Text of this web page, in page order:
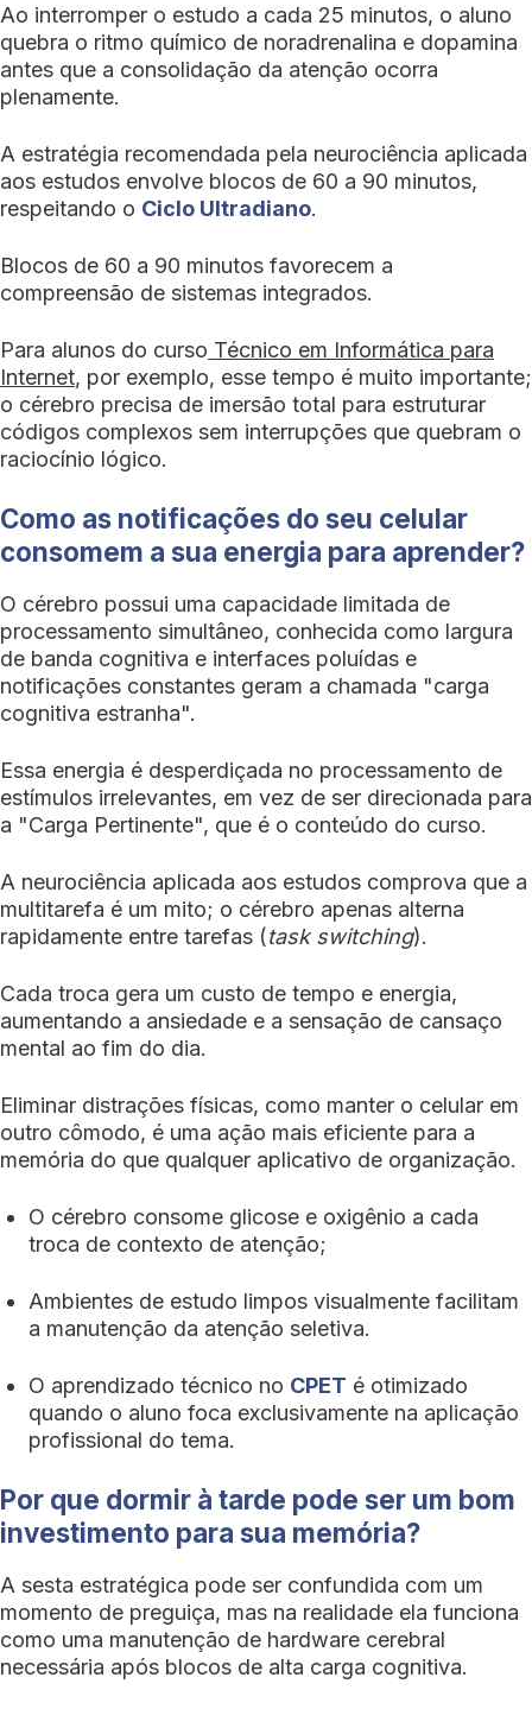
Ao interromper o estudo a cada 25 minutos, o aluno
quebra o ritmo químico de noradrenalina e dopamina
antes que a consolidação da atenção ocorra
plenamente.
A estratégia recomendada pela neurociência aplicada
aos estudos envolve blocos de 60 a 90 minutos,
respeitando o Ciclo Ultradiano.
Blocos de 60 a 90 minutos favorecem a
compreensão de sistemas integrados.
Para alunos do curso Técnico em Informática para
Internet, por exemplo, esse tempo é muito importante;
o cérebro precisa de imersão total para estruturar
códigos complexos sem interrupções que quebram o
raciocínio lógico.
Como as notificações do seu celular
consomem a sua energia para aprender?
O cérebro possui uma capacidade limitada de
processamento simultâneo, conhecida como largura
de banda cognitiva e interfaces poluídas e
notificações constantes geram a chamada "carga
cognitiva estranha".
Essa energia é desperdiçada no processamento de
estímulos irrelevantes, em vez de ser direcionada para
a "Carga Pertinente", que é o conteúdo do curso.
A neurociência aplicada aos estudos comprova que a
multitarefa é um mito; o cérebro apenas alterna
rapidamente entre tarefas (task switching).
Cada troca gera um custo de tempo e energia,
aumentando a ansiedade e a sensação de cansaço
mental ao fim do dia.
Eliminar distrações físicas, como manter o celular em
outro cômodo, é uma ação mais eficiente para a
memória do que qualquer aplicativo de organização.
O cérebro consome glicose e oxigênio a cada
troca de contexto de atenção;
Ambientes de estudo limpos visualmente facilitam
a manutenção da atenção seletiva.
O aprendizado técnico no CPET é otimizado
quando o aluno foca exclusivamente na aplicação
profissional do tema.
Por que dormir à tarde pode ser um bom
investimento para sua memória?
A sesta estratégica pode ser confundida com um
momento de preguiça, mas na realidade ela funciona
como uma manutenção de hardware cerebral
necessária após blocos de alta carga cognitiva.